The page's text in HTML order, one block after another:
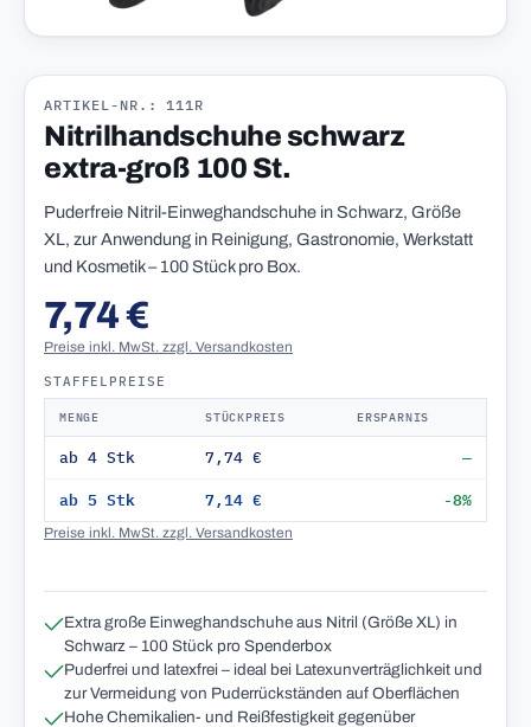
ARTIKEL-NR.: 111R
Nitrilhandschuhe schwarz
extra-groß 100 St.
Puderfreie Nitril-Einweghandschuhe in Schwarz, Größe
XL, zur Anwendung in Reinigung, Gastronomie, Werkstatt
und Kosmetik – 100 Stück pro Box.
7,74 €
Preise inkl. MwSt. zzgl. Versandkosten
STAFFELPREISE
MENGE STÜCKPREIS ERSPARNIS
ab 4 Stk 7,74 € —
ab 5 Stk 7,14 € -8%
Preise inkl. MwSt. zzgl. Versandkosten
Extra große Einweghandschuhe aus Nitril (Größe XL) in
Schwarz – 100 Stück pro Spenderbox
Puderfrei und latexfrei – ideal bei Latexunverträglichkeit und
zur Vermeidung von Puderrückständen auf Oberflächen
Hohe Chemikalien- und Reißfestigkeit gegenüber